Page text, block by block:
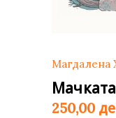
Магдалена
250,00